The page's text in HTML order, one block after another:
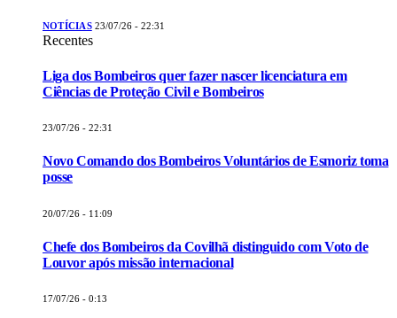
NOTÍCIAS 23/07/26 - 22:31
Recentes
Liga dos Bombeiros quer fazer nascer licenciatura em
Ciências de Proteção Civil e Bombeiros
23/07/26 - 22:31
Novo Comando dos Bombeiros Voluntários de Esmoriz toma
posse
20/07/26 - 11:09
Chefe dos Bombeiros da Covilhã distinguido com Voto de
Louvor após missão internacional
17/07/26 - 0:13